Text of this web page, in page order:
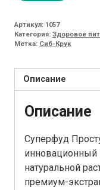
Артикул: 1057
Категория: Здоровое
Метка: Сиб-Крук
Описание
Описание
Суперфуд
инновационный
натуральной
премиум-